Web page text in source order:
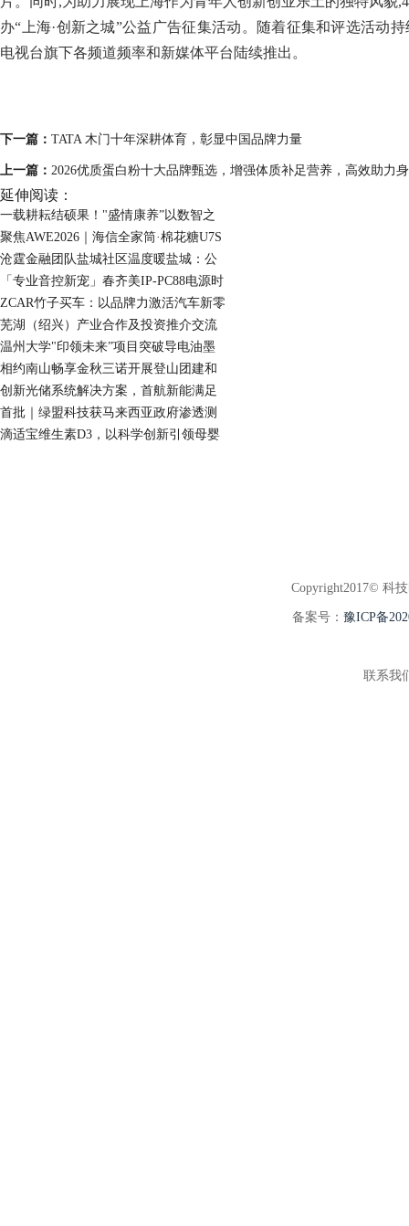
办“上海·创新之城”公益广告征集活动。随着征集和评选活动
电视台旗下各频道频率和新媒体平台陆续推出。
下一篇： TATA 木门十年深耕体育，彰显中国品牌力量
上一篇： 2026优质蛋白粉十大品牌甄选，增强体质补足营养，高效助力
延伸阅读：
一载耕耘结硕果！"盛情康养”以数智之
聚焦AWE2026｜海信全家筒·棉花糖U7S
沧霆金融团队盐城社区温度暖盐城：公
「专业音控新宠」春齐美IP-PC88电源时
ZCAR竹子买车：以品牌力激活汽车新零
芜湖（绍兴）产业合作及投资推介交流
温州大学"印领未来”项目突破导电油墨
相约南山畅享金秋三诺开展登山团建和
创新光储系统解决方案，首航新能满足
首批｜绿盟科技获马来西亚政府渗透测
滴适宝维生素D3，以科学创新引领母婴
Copyright2017© 科
备案号： 豫ICP备
联系我